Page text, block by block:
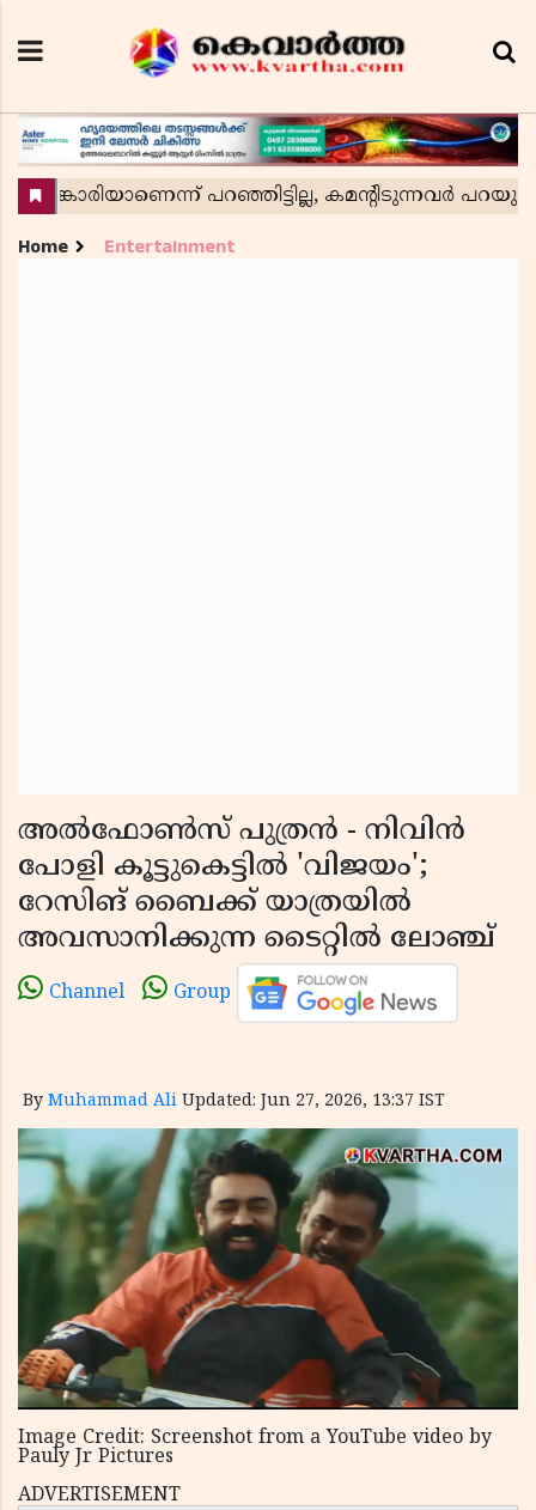
Home Entertainment
അൽഫോൺസ് പുത്രൻ - നിവിൻ
പോളി കൂട്ടുകെട്ടിൽ 'വിജയം';
റേസിങ് ബൈക്ക് യാത്രയിൽ
അവസാനിക്കുന്ന ടൈറ്റിൽ ലോഞ്ച്
Channel Group
By Muhammad Ali Updated: Jun 27, 2026, 13:37 IST
Image Credit: Screenshot from a YouTube video by
Pauly Jr Pictures
ADVERTISEMENT